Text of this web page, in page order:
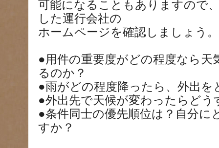
可能になることもありますので
した運行会社の
ホームページを確認しましょう。
●用件の重要度がどの程度なら天
るのか？
●雨がどの程度降ったら、外出を
●外出先で天候が変わったらどう
●条件同士の優先順位は？自分に
すか？